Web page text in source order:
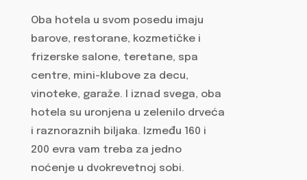
Oba hotela u svom posedu imaju
barove, restorane, kozmetičke i
frizerske salone, teretane, spa
centre, mini-klubove za decu,
vinoteke, garaže. I iznad svega, oba
hotela su uronjena u zelenilo drveća
i raznoraznih biljaka. Između 160 i
200 evra vam treba za jedno
noćenje u dvokrevetnoj sobi.